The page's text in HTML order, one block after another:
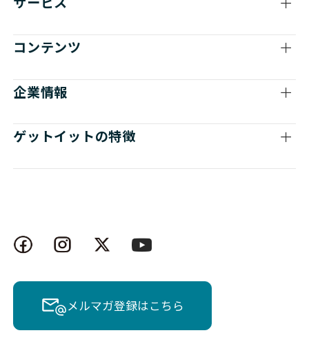
コンテンツ
企業情報
ゲットイットの特徴
メルマガ登録はこちら